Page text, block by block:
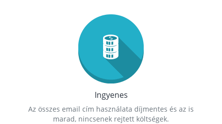
Ingyenes
Az összes email cím használata díjmentes és az is
marad, nincsenek rejtett költségek.